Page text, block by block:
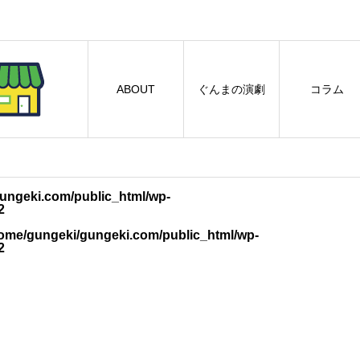
ABOUT ぐんまの演劇 コラム
public_html/wp-
gungeki/gungeki.com/public_html/wp-